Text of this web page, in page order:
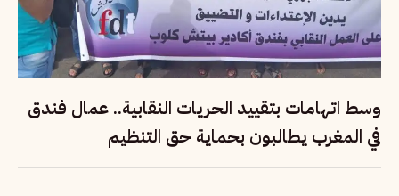
وسط اتهامات بتقييد الحريات النقابية.. عمال فندق
في المغرب يطالبون بحماية حق التنظيم